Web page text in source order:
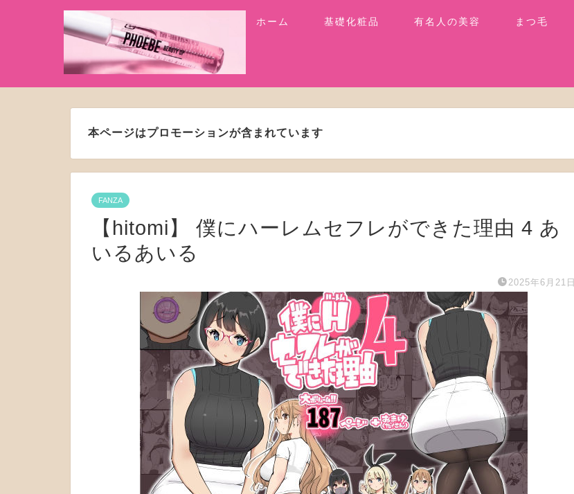
ホーム 基礎化粧品 有名人の美容 まつ毛
本ページはプロモーションが含まれています
FANZA
【hitomi】 僕にハーレムセフレができた理由 4 あ
いるあいる
2025年6月21日